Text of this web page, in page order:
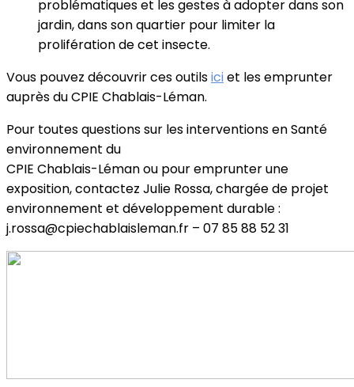
problématiques et les gestes à adopter dans son
jardin, dans son quartier pour limiter la
prolifération de cet insecte.
Vous pouvez découvrir ces outilsiciet les emprunter
auprès du CPIE Chablais-Léman.
Pour toutes questions sur les interventions en Santé
environnement du
CPIE Chablais-Léman ou pour emprunter une
exposition, contactez Julie Rossa, chargée de projet
environnement et développement durable :
j.rossa@cpiechablaisleman.fr – 07 85 88 52 31